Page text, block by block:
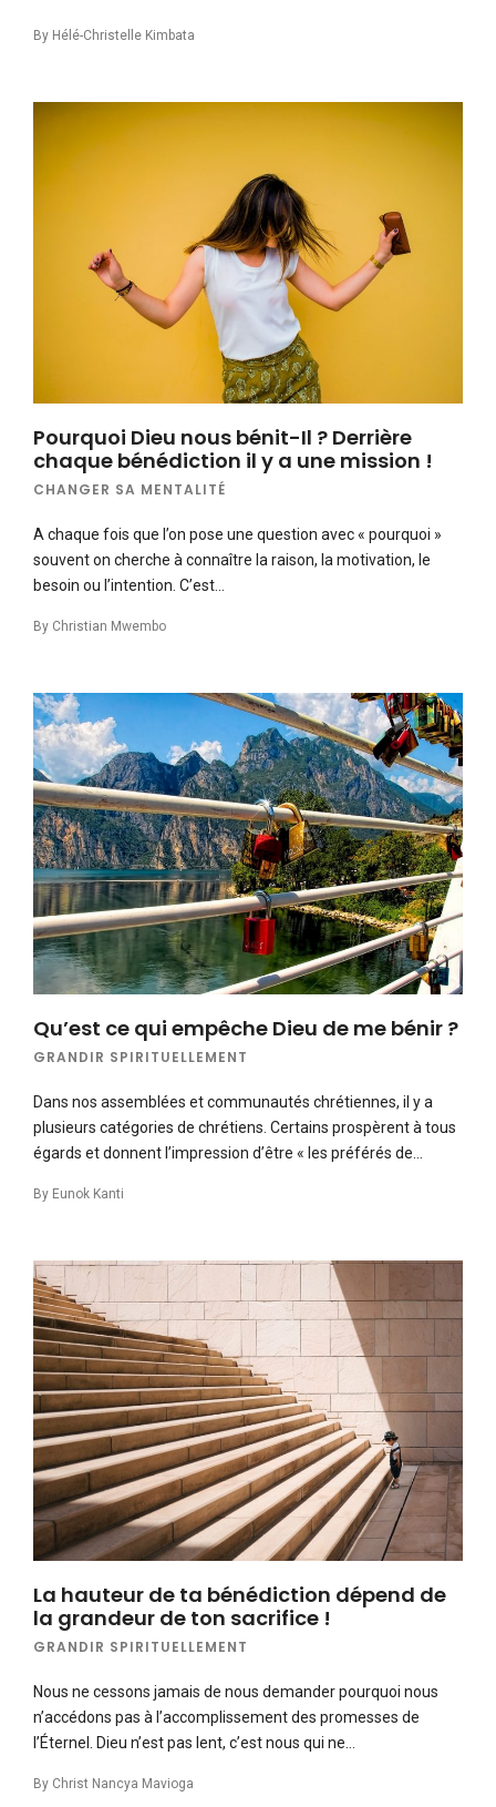
By Hélé-Christelle Kimbata
Pourquoi Dieu nous bénit-Il ? Derrière
chaque bénédiction il y a une mission !
CHANGER SA MENTALITÉ
A chaque fois que l’on pose une question avec « pourquoi »
souvent on cherche à connaître la raison, la motivation, le
besoin ou l’intention. C’est…
By Christian Mwembo
Qu’est ce qui empêche Dieu de me bénir ?
GRANDIR SPIRITUELLEMENT
Dans nos assemblées et communautés chrétiennes, il y a
plusieurs catégories de chrétiens. Certains prospèrent à tous
égards et donnent l’impression d’être « les préférés de…
By Eunok Kanti
La hauteur de ta bénédiction dépend de
la grandeur de ton sacrifice !
GRANDIR SPIRITUELLEMENT
Nous ne cessons jamais de nous demander pourquoi nous
n’accédons pas à l’accomplissement des promesses de
l’Éternel. Dieu n’est pas lent, c’est nous qui ne…
By Christ Nancya Mavioga